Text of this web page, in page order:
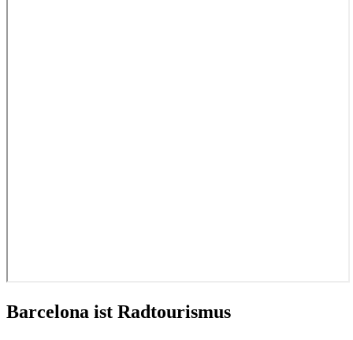
Barcelona ist Radtourismus